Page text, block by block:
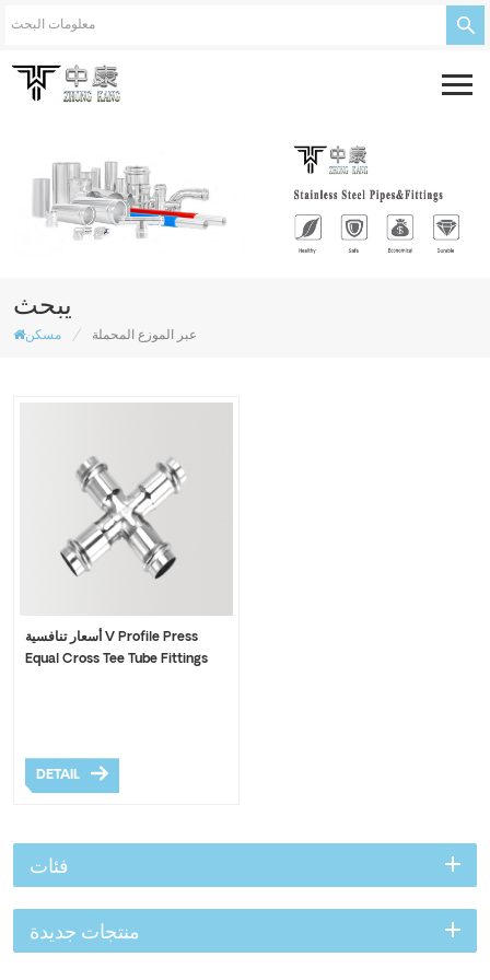
يبحث
مسكن / عبر الموزع المحملة
أسعار تنافسية V Profile Press
Equal Cross Tee Tube Fittings
DETAIL
فئات
منتجات جديدة